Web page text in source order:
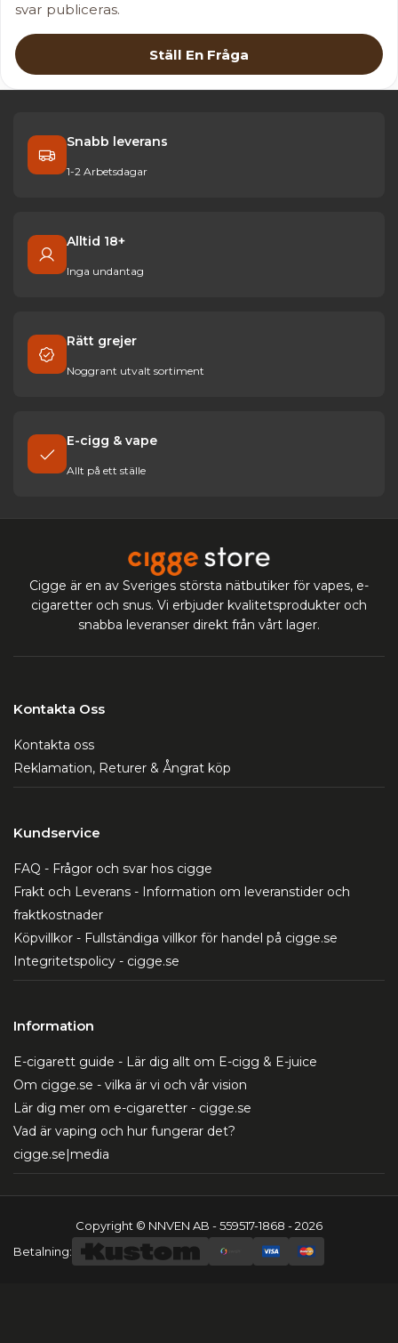
svar publiceras.
Ställ En Fråga
Snabb leverans
1-2 Arbetsdagar
Alltid 18+
Inga undantag
Rätt grejer
Noggrant utvalt sortiment
E-cigg & vape
Allt på ett ställe
Cigge är en av Sveriges största nätbutiker för vapes, e-
cigaretter och snus. Vi erbjuder kvalitetsprodukter och
snabba leveranser direkt från vårt lager.
Kontakta Oss
Kontakta oss
Reklamation, Returer & Ångrat köp
Kundservice
FAQ - Frågor och svar hos cigge
Frakt och Leverans - Information om leveranstider och
fraktkostnader
Köpvillkor - Fullständiga villkor för handel på cigge.se
Integritetspolicy - cigge.se
Information
E-cigarett guide - Lär dig allt om E-cigg & E-juice
Om cigge.se - vilka är vi och vår vision
Lär dig mer om e-cigaretter - cigge.se
Vad är vaping och hur fungerar det?
cigge.se|media
Copyright © NNVEN AB - 559517-1868 - 2026
Betalning: